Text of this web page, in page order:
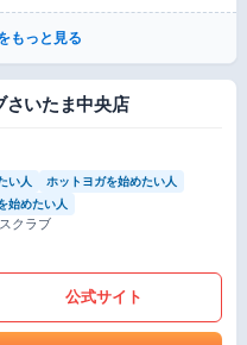
もっと見る
さいたま中央店
い人
ホットヨガを始めたい人
始めたい人
クラブ
公式サイト